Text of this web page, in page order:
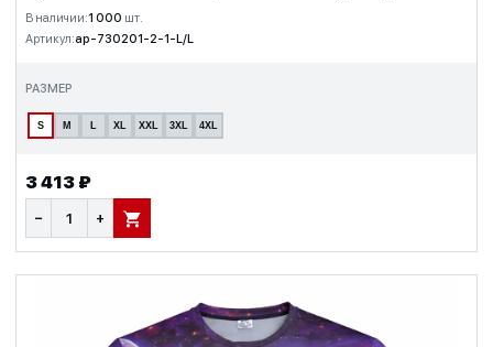
В наличии:1 000 шт.
Артикул:ap-730201-2-1-L/L
РАЗМЕР
S M L XL XXL 3XL 4XL
3 413 ₽
− + В КОРЗИНУ